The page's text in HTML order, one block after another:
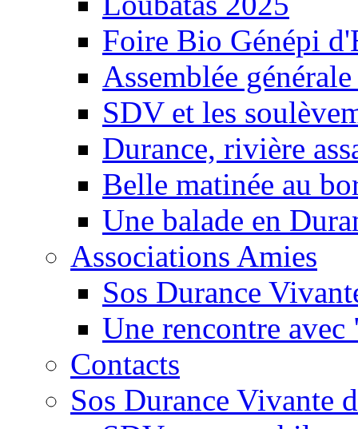
Foire Bio Génépi
Assemblée
SDV et les
Durance, rivière
Belle matinée au
Une balade en
Associations Amies
Sos Durance
Une rencontre
Contacts
Sos Durance Vivante